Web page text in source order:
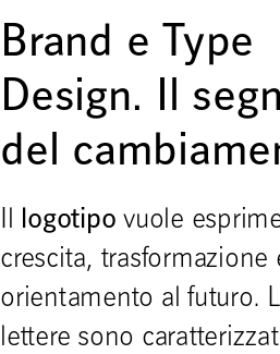
Brand e Type
Design. Il
del
Il logotipo vuole
crescita, trasformazione
orientamento al futuro.
lettere sono